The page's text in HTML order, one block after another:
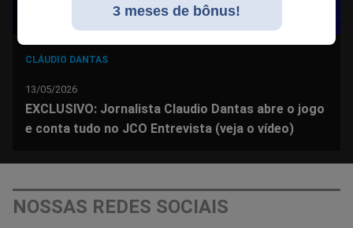
3 meses de bônus!
CLÁUDIO DANTAS
13/05/2026
EXCLUSIVO: Jornalista Claudio Dantas abre o jogo
e conta tudo no JCO Entrevista (veja o vídeo)
NOSSAS REDES SOCIAIS